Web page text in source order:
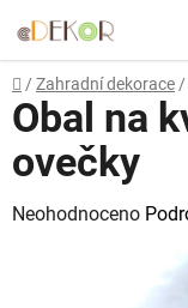
na
obsah
Domů
/ Zahradní dekorace /
Obal na
ovečky
Průměrné
Neohodnoceno